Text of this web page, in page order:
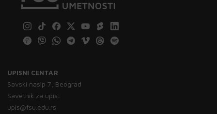
UPISNI CENTAR
Savski nasip 7, Beograd
Savetnik za upis:
upis@fsu.edu.rs